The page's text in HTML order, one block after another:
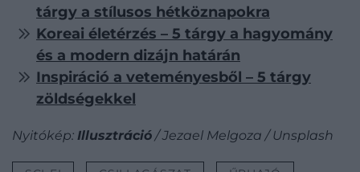
tárgy a stílusos hétköznapokra
Koreai életérzés – 5 tárgy a hagyomány
és a modern dizájn határán
Inspiráció a veteményesből – 5 tárgy
zöldségekkel
Nyitókép: Illusztráció/ Jezael Melgoza / Unsplash